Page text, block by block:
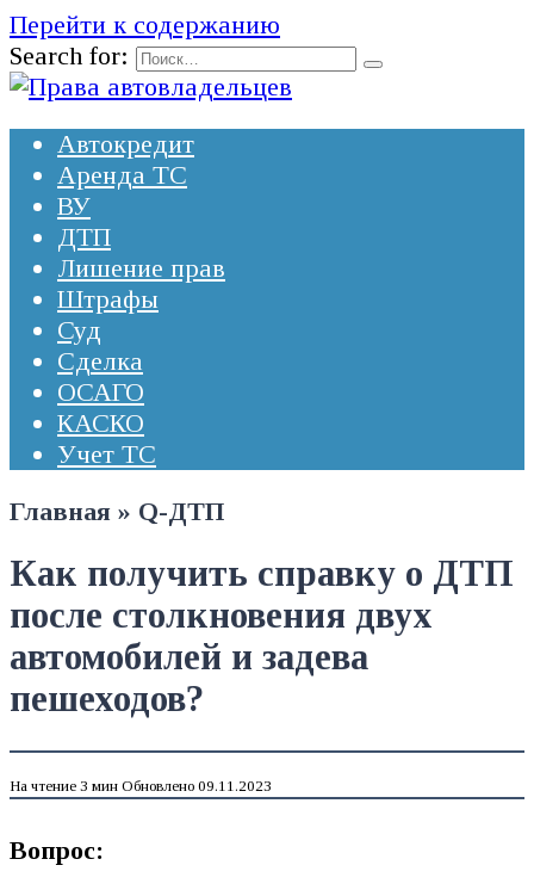
Перейти к содержанию
Search for:
Автокредит
Аренда ТС
ВУ
ДТП
Лишение прав
Штрафы
Суд
Сделка
ОСАГО
КАСКО
Учет ТС
Главная » Q-ДТП
Как получить справку о ДТП
после столкновения двух
автомобилей и задева
пешеходов?
На чтение 3 мин Обновлено 09.11.2023
Вопрос: